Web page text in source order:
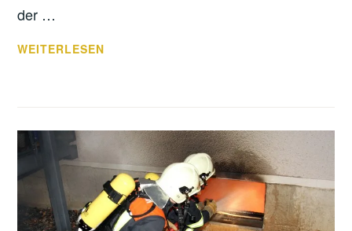
der …
5.
BEIM
FUSSBALLTURNIER D
ER F
EUERWEHR D
RESDEN
WEITERLESEN